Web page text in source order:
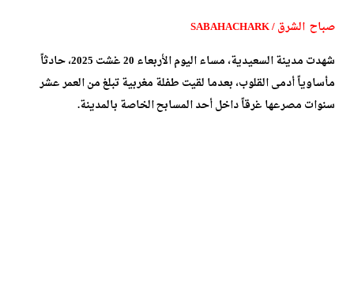
صباح الشرق / SABAHACHARK
شهدت مدينة السعيدية، مساء اليوم الأربعاء 20 غشت 2025، حادثاً
مأساوياً أدمى القلوب، بعدما لقيت طفلة مغربية تبلغ من العمر عشر
سنوات مصرعها غرقاً داخل أحد المسابح الخاصة بالمدينة.